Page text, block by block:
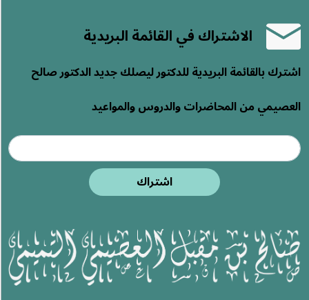
الاشتراك في القائمة البريدية
اشترك بالقائمة البريدية للدكتور ليصلك جديد الدكتور صالح
العصيمي من المحاضرات والدروس والمواعيد
اشتراك